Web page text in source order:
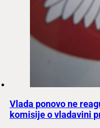
Vlada ponovo ne
komisije o vladavini